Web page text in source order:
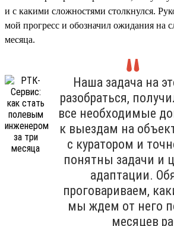
и с какими сложностями столкнулся.
мой прогресс и обозначил ожидания на
месяца.
Наша задача на
разобраться,
все необходимые
к выездам на
с куратором и
понятны задачи и
адаптации.
проговариваем,
мы ждем от него
месяцев